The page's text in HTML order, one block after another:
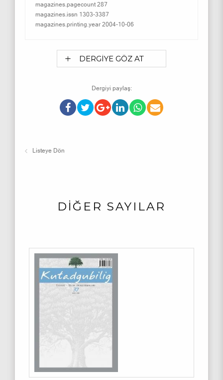
magazines.pagecount 287
magazines.issn 1303-3387
magazines.printing.year 2004-10-06
DERGİYE GÖZ AT
Dergiyi paylaş:
Listeye Dön
DİĞER SAYILAR